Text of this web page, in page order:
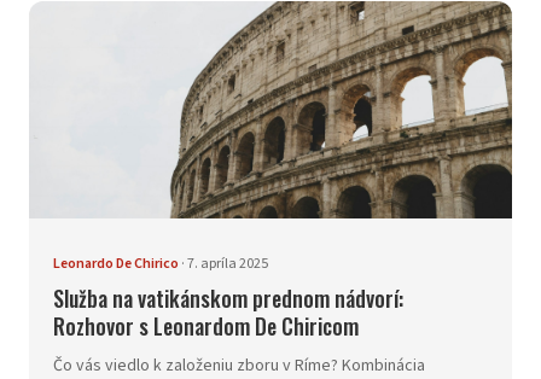
Leonardo De Chirico ·7. apríla 2025
Služba na vatikánskom prednom nádvorí:
Rozhovor s Leonardom De Chiricom
Čo vás viedlo k založeniu zboru v Ríme? Kombinácia